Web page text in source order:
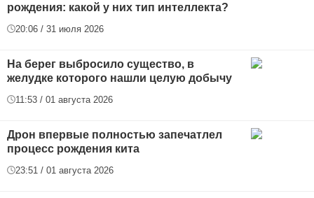
рождения: какой у них тип интеллекта?
20:06 / 31 июля 2026
На берег выбросило существо, в
желудке которого нашли целую добычу
11:53 / 01 августа 2026
Дрон впервые полностью запечатлел
процесс рождения кита
23:51 / 01 августа 2026